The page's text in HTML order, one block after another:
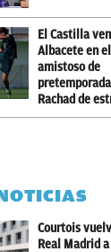
El Castilla
Albacete en
amistoso de
Rachad de
Courtois
Real Madrid